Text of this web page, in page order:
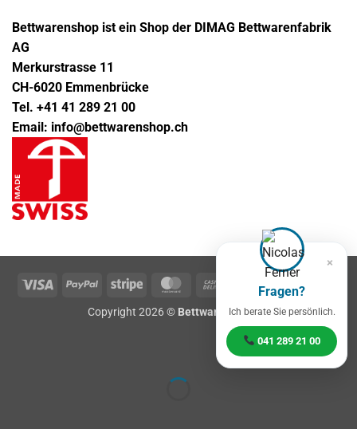
Bettwarenshop ist ein Shop der DIMAG Bettwarenfabrik
AG
Merkurstrasse 11
CH-6020 Emmenbrücke
Tel. +41 41 289 21 00
Email: info@bettwarenshop.ch
Visa PayPal Stripe MasterCard Klarna
Copyright 2026 © Bettwarenshop.ch
×
Fragen?
Ich berate Sie persönlich.
041 289 21 00